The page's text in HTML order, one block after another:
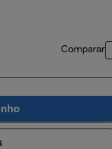
Comparar